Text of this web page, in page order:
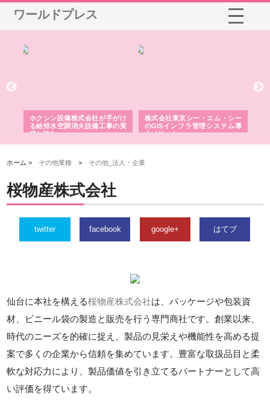
ワールドプレス
ホクシン設備株式会社が手がけ
る給排水空調消火設備工事の実
績と強み
株式会社東京シー・エム・シー
のGISインフラ管理システム導
入メリット
ホーム > その他業種 > その他_法人・企業
桜物産株式会社
twitter facebook google+ はてブ
仙台に本社を構える桜物産株式会社は、パッケージや包装資
材、ビニール袋の製造と販売を行う専門商社です。創業以来、
時代のニーズを的確に捉え、製品の見栄えや機能性を高める提
案で多くの企業から信頼を集めています。豊富な取扱品目と柔
軟な対応力により、製品価値を引き立てるパートナーとして高
い評価を得ています。